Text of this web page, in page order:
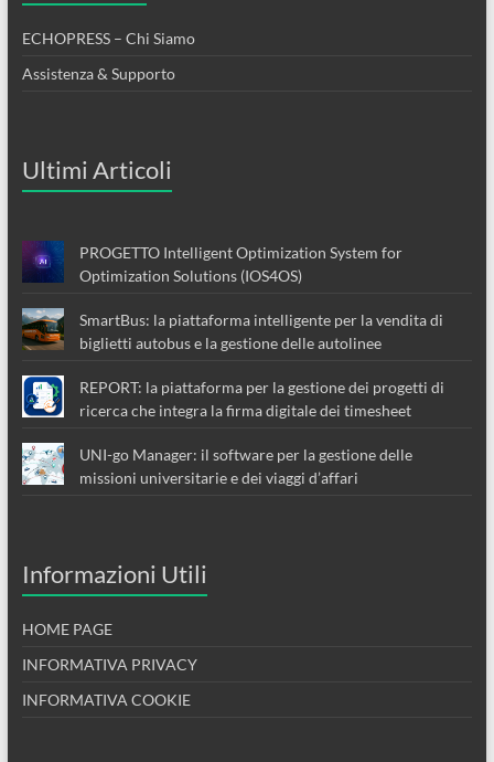
ECHOPRESS – Chi Siamo
Assistenza & Supporto
Ultimi Articoli
PROGETTO Intelligent Optimization System for
Optimization Solutions (IOS4OS)
SmartBus: la piattaforma intelligente per la vendita di
biglietti autobus e la gestione delle autolinee
REPORT: la piattaforma per la gestione dei progetti di
ricerca che integra la firma digitale dei timesheet
UNI-go Manager: il software per la gestione delle
missioni universitarie e dei viaggi d’affari
Informazioni Utili
HOME PAGE
INFORMATIVA PRIVACY
INFORMATIVA COOKIE